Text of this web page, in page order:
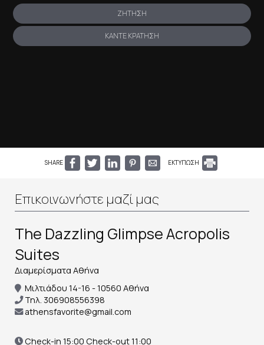
ΖΉΤΗΣΗ
ΚΆΝΤΕ ΚΡΆΤΗΣΗ
SHARE ΕΚΤΥΠΩΣΗ
Επικοινωνήστε μαζί μας
The Dazzling Glimpse Acropolis
Suites
Διαμερίσματα Αθήνα
Μιλτιάδου 14-16 - 10560 Αθήνα
Τηλ. 306908556398
athensfavorite@gmail.com
Check-in 15:00 Check-out 11:00